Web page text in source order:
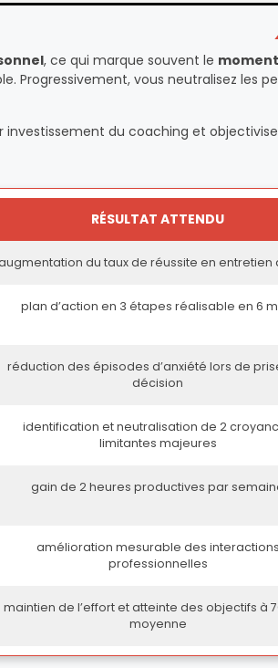
, ce qui marque souvent le
Progressivement, vous neutralisez les
investissement du coaching et
RÉSULTAT ATTENDU
du taux de réussite en entretien
plan d’action en 3 étapes réalisable en 6
réduction des épisodes d’anxiété lors de
décision
identification et neutralisation de 2
limitantes majeures
gain de 2 heures productives par
amélioration mesurable des interactions
professionnelles
maintien de l’effort et atteinte des objectifs à
moyenne